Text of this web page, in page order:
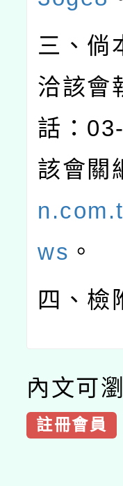
三、倘
洽該會
話：
該會關
ws 。
四、檢
內文可
註冊會員